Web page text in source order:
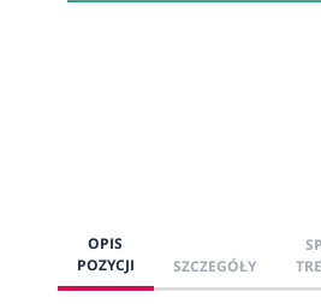
OPIS
POZYCJI
SZCZEGÓŁY